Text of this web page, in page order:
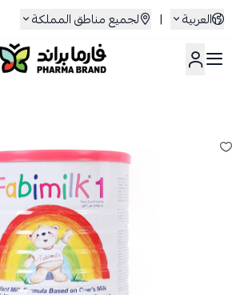
العربية | لجميع مناطق المملكة
صيدلية فارما براند